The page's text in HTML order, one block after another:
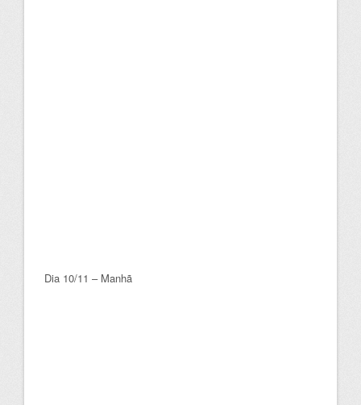
Dia 10/11 – Manhã